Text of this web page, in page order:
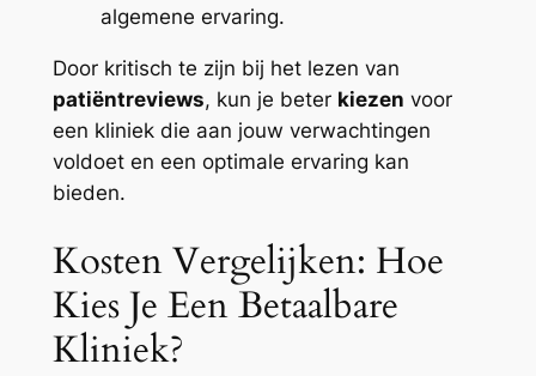
algemene ervaring.
Door kritisch te zijn bij het lezen van
patiëntreviews, kun je beter kiezen voor
een kliniek die aan jouw verwachtingen
voldoet en een optimale ervaring kan
bieden.
Kosten Vergelijken: Hoe
Kies Je Een Betaalbare
Kliniek?